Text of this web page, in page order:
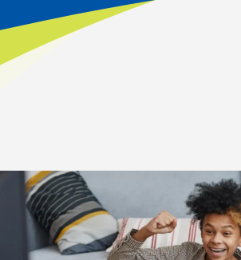
Inicio > Vida estudiantil Zona